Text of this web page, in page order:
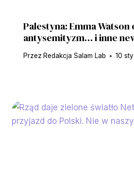
Palestyna: Emma
antysemityzm… i inne
Przez Redakcja Salam Lab 10